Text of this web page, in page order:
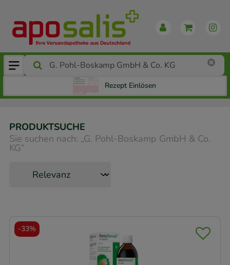
Rezept Einlösen
PRODUKTSUCHE
Sie suchen nach: „G. Pohl-Boskamp GmbH & Co.
KG“
-33%